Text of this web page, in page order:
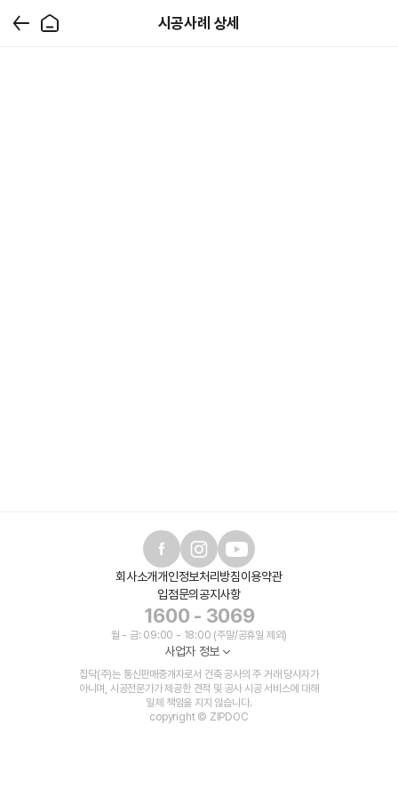
시공사례 상세
회사소개개인정보처리방침이용약관
입점문의 공지사항
1600 - 3069
월 - 금: 09:00 - 18:00 (주말/공휴일 제외)
사업자 정보
집닥(주)는 통신판매중개자로서 건축 공사의 주 거래 당사자가
아니며, 시공전문가가 제공한 견적 및 공사 시공 서비스에 대해
일체 책임을 지지 않습니다.
copyright © ZIPDOC